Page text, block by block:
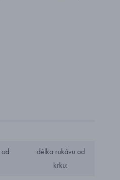
délka rukávu od
krku: